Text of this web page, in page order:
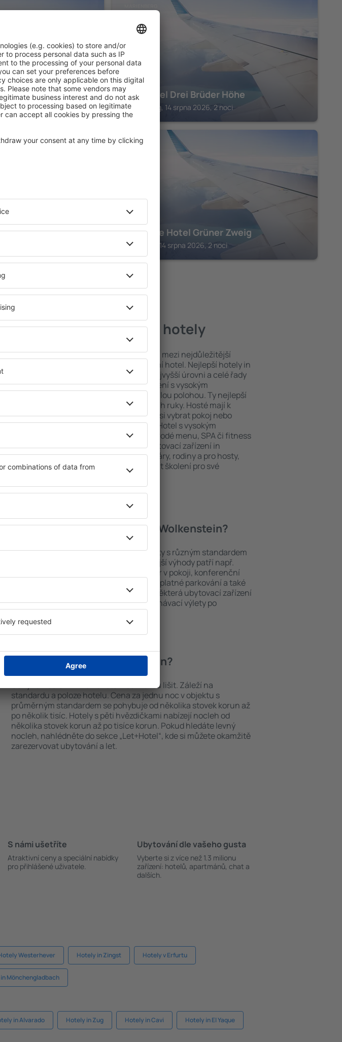
Höhe
noci
Berghotel Drei Brüder Höhe
Marienberg, 14 srpna 2026, 2 noci
2 noci
SCHLETTAU
Boutique Hotel Grüner Zweig
Schlettau, 14 srpna 2026, 2 noci
in Wolkenstein
Wolkenstein – nejlepší hotely
Komplexní služby a výhodná poloha patří mezi nejdůležitější
kritéria, která musí splnit každý exklusivní hotel. Nejlepší hotely in
Wolkenstein jsou zárukou obsluhy na nejvyšší úrovni a celé řady
dalších výhod pro hosty. Ubytovací zařízení s vysokým
standardem se mohou pochlubit dokonalou polohou. Ty nejlepší
atrakce in Wolkenstein tak máte na dosah ruky. Hosté mají k
dispozici i bezplatné parkování a mohou si vybrat pokoj nebo
apartmán přesně podle svých představ. Hotel s vysokým
standardem znamená mimo jiné i různorodé menu, SPA či fitness
areál nebo atrakce pro děti. Nejlepší ubytovací zařízení in
Wolkenstein jsou skvělým řešením pro páry, rodiny a pro hosty,
kteří cestují služebně nebo chtějí pořádat školení pro své
Jaké zařízení nabízí hotely in Wolkenstein?
Hotely in Wolkenstein se řadí mezi objekty s různým standardem
a vybavením pro hosty. Mezi nejoblíbenější výhody patří např.
bezplatné wi-fi, SPA areál, minibar/trezor v pokoji, konferenční
centrum, restaurace, dětský koutek, bezplatné parkování a také
informační brožury o atrakcích v okolí. Některá ubytovací zařízení
nabízejí i transport z/na letiště nebo poznávací výlety po
historických památkách in Wolkenstein.
Kolik stojí hotel in Wolkenstein?
Ceny za nocleh in Wolkenstein se můžou lišit. Záleží na
standardu a poloze hotelu. Cena za jednu noc v objektu s
průměrným standardem se pohybuje od několika stovek korun až
po několik tisíc. Hotely s pěti hvězdičkami nabízejí nocleh od
několika stovek korun až po tisíce korun. Pokud hledáte levný
nocleh, nahlédněte do sekce „Let+Hotel“, kde si můžete okamžitě
zarezervovat ubytování a let.
S námi ušetříte
Atraktivní ceny a speciální nabídky
pro přihlášené uživatele.
Ubytování dle vašeho gusta
Vyberte si z více než 1.3 milionu
zařízení: hotelů, apartmánů, chat a
dalších.
Westerhever Hotely in Zingst Hotely v Erfurtu
Mönchengladbach
in Alvarado Hotely in Zug Hotely in Cavi Hotely in El Yaque